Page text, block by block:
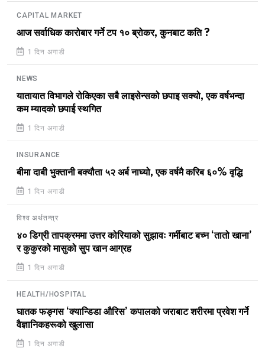
CAPITAL MARKET
आज सर्वाधिक कारोबार गर्ने टप १० ब्रोकर, कुनबाट कति ?
1 दिन अगाडी
NEWS
यातायात विभागले रोकिएका सबै लाइसेन्सको छपाइ सक्यो, एक वर्षभन्दा
कम म्यादको छपाई स्थगित
1 दिन अगाडी
INSURANCE
बीमा दाबी भुक्तानी बक्यौता ५२ अर्ब नाघ्यो, एक वर्षमै करिब ६०% वृद्धि
1 दिन अगाडी
विश्व अर्थतन्त्र
४० डिग्री तापक्रममा उत्तर कोरियाको सुझावः गर्मीबाट बच्न ‘तातो खाना’
र कुकुरको मासुको सुप खान आग्रह
1 दिन अगाडी
HEALTH/HOSPITAL
घातक फङ्गस ‘क्यान्डिडा औरिस’ कपालको जराबाट शरीरमा प्रवेश गर्ने
वैज्ञानिकहरूको खुलासा
1 दिन अगाडी